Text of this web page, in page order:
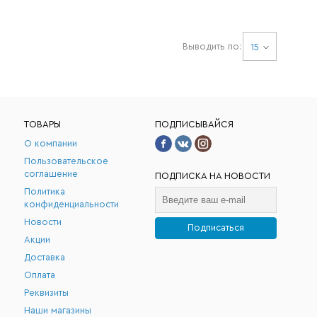
Выводить по: 15
ТОВАРЫ
О компании
Пользовательское
соглашение
Политика
конфиденциальности
Новости
Акции
Доставка
Оплата
Реквизиты
Наши магазины
ПОДПИСЫВАЙСЯ
ПОДПИСКА НА НОВОСТИ
Подписаться